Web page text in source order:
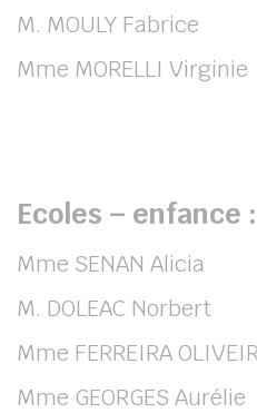
M. MOULY Fabrice
Mme MORELLI Virginie
Ecoles – enfance :
Mme SENAN Alicia
M. DOLEAC Norbert
Mme FERREIRA
Mme GEORGES Aurélie